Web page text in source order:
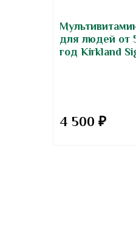
для людей от
год Kirkland
4 500 ₽